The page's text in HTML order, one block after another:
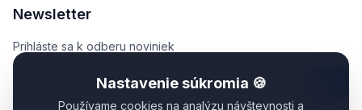
Newsletter
Prihláste sa k odberu noviniek
Nastavenie súkromia 🍪
Používame cookies na analýzu návštevnosti a